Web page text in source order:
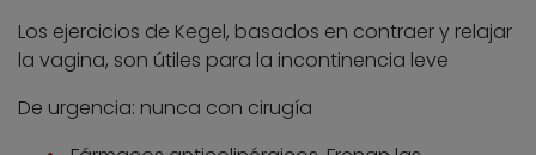
Los ejercicios de Kegel, basados en contraer y relajar
la vagina, son útiles para la incontinencia leve
De urgencia: nunca con cirugía